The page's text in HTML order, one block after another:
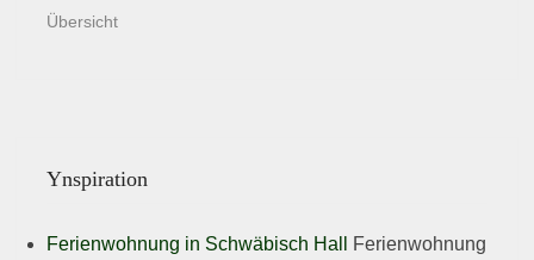
Übersicht
Ynspiration
Ferienwohnung in Schwäbisch Hall
Ferienwohnung